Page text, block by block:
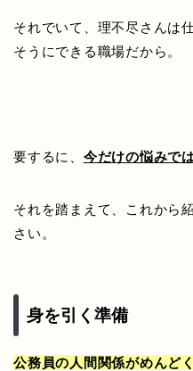
それでいて、理不尽さんは
そうにできる職場だから。
要するに、 今だけの悩みで
それを踏まえて、これから
さい。
身を引く準備
公務員の人間関係がめんど